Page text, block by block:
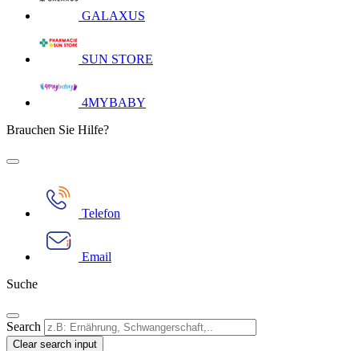
GALAXUS
SUN STORE
4MYBABY
Brauchen Sie Hilfe?
Telefon
Email
Suche
Search
Clear search input